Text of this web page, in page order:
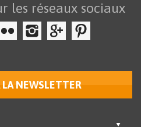
les réseaux sociaux
LA NEWSLETTER